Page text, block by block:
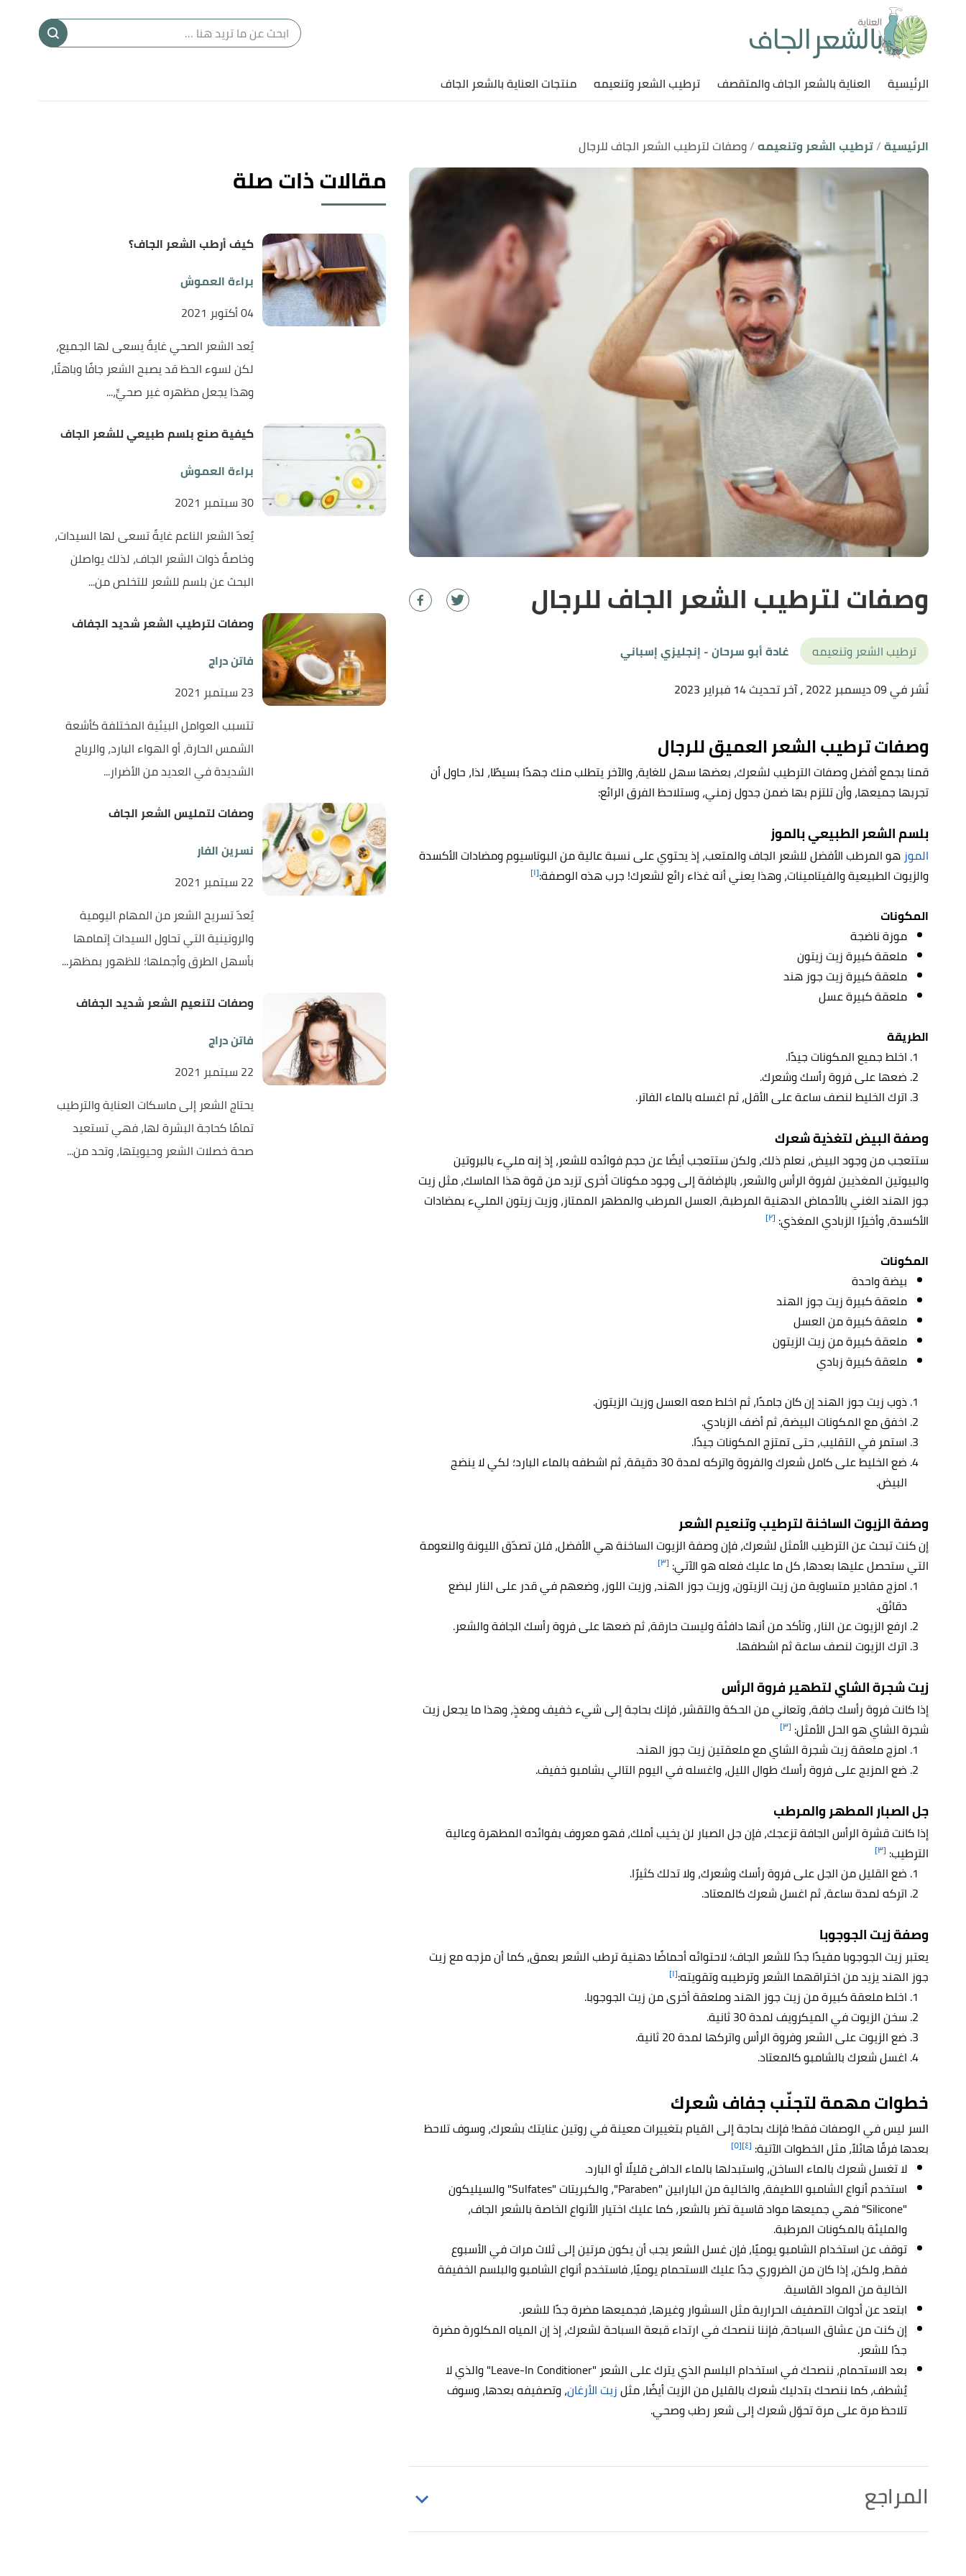
الرئيسية العناية بالشعر الجاف والمتقصف ترطيب الشعر وتنعيمه منتجات العناية بالشعر الجاف
الرئيسية ترطيب الشعر وتنعيمه وصفات لترطيب الشعر الجاف للرجال
وصفات لترطيب الشعر الجاف للرجال
ترطيب الشعر وتنعيمه غادة أبو سرحان- إنجليزي إسباني
نُشر في 09 ديسمبر 2022
، آخر تحديث 14 فبراير 2023
وصفات ترطيب الشعر العميق للرجال
قمنا بجمع أفضل وصفات الترطيب لشعرك، بعضها سهل للغاية، والآخر يتطلب منك جهدًا بسيطًا، لذا، حاول أن
تجربها جميعها، وأن تلتزم بها ضمن جدول زمني، وستلاحظ الفرق الرائع:
بلسم الشعر الطبيعي بالموز
الموز هو المرطب الأفضل للشعر الجاف والمتعب، إذ يحتوي على نسبة عالية من البوتاسيوم ومضادات الأكسدة
والزيوت الطبيعية والفيتامينات، وهذا يعني أنه غذاء رائع لشعرك! جرب هذه الوصفة:[١]
المكونات
موزة ناضجة
ملعقة كبيرة زيت زيتون
ملعقة كبيرة زيت جوز هند
ملعقة كبيرة عسل
الطريقة
اخلط جميع المكونات جيدًا.
ضعها على فروة رأسك وشعرك.
اترك الخليط لنصف ساعة على الأقل، ثم اغسله بالماء الفاتر.
وصفة البيض لتغذية شعرك
ستتعجب من وجود البيض، نعلم ذلك، ولكن ستتعجب أيضًا عن حجم فوائده للشعر، إذ إنه مليء بالبروتين
والبيوتين المغذيين لفروة الرأس والشعر، بالإضافة إلى وجود مكونات أخرى تزيد من قوة هذا الماسك، مثل زيت
جوز الهند الغني بالأحماض الدهنية المرطبة، العسل المرطب والمطهر الممتاز، وزيت زيتون المليء بمضادات
الأكسدة، وأخيرًا الزبادي المغذي: [٢]
المكونات
بيضة واحدة
ملعقة كبيرة زيت جوز الهند
ملعقة كبيرة من العسل
ملعقة كبيرة من زيت الزيتون
ملعقة كبيرة زبادي
ذوب زيت جوز الهند إن كان جامدًا، ثم اخلط معه العسل وزيت الزيتون.
اخفق مع المكونات البيضة، ثم أضف الزبادي.
استمر في التقليب، حتى تمتزج المكونات جيدًا.
ضع الخليط على كامل شعرك والفروة واتركه لمدة 30 دقيقة، ثم اشطفه بالماء البارد؛ لكي لا ينضج
البيض.
وصفة الزيوت الساخنة لترطيب وتنعيم الشعر
إن كنت تبحث عن الترطيب الأمثل لشعرك، فإن وصفة الزيوت الساخنة هي الأفضل، فلن تصدّق الليونة والنعومة
التي ستحصل عليها بعدها، كل ما عليك فعله هو الآتي: [٣]
امزج مقادير متساوية من زيت الزيتون، وزيت جوز الهند، وزيت اللوز، وضعهم في قدر على النار لبضع
دقائق.
ارفع الزيوت عن النار، وتأكد من أنها دافئة وليست حارقة، ثم ضعها على فروة رأسك الجافة والشعر.
اترك الزيوت لنصف ساعة ثم اشطفها.
زيت شجرة الشاي لتطهير فروة الرأس
إذا كانت فروة رأسك جافة، وتعاني من الحكة والتقشر، فإنك بحاجة إلى شيء خفيف ومغذٍ، وهذا ما يجعل زيت
شجرة الشاي هو الحل الأمثل: [٣]
امزج ملعقة زيت شجرة الشاي مع ملعقتين زيت جوز الهند.
ضع المزيج على فروة رأسك طوال الليل، واغسله في اليوم التالي بشامبو خفيف.
جل الصبار المطهر والمرطب
إذا كانت قشرة الرأس الجافة تزعجك، فإن جل الصبار لن يخيب أملك، فهو معروف بفوائده المطهرة وعالية
الترطيب: [٣]
ضع القليل من الجل على فروة رأسك وشعرك، ولا تدلك كثيرًا.
اتركه لمدة ساعة، ثم اغسل شعرك كالمعتاد.
وصفة زيت الجوجوبا
يعتبر زيت الجوجوبا مفيدًا جدًا للشعر الجاف؛ لاحتوائه أحماضًا دهنية ترطب الشعر بعمق، كما أن مزجه مع زيت
جوز الهند يزيد من اختراقهما الشعر وترطيبه وتقويته:[١]
اخلط ملعقة كبيرة من زيت جوز الهند وملعقة أخرى من زيت الجوجوبا.
سخن الزيوت في الميكرويف لمدة 30 ثانية.
ضع الزيوت على الشعر وفروة الرأس واتركها لمدة 20 ثانية.
اغسل شعرك بالشامبو كالمعتاد.
خطوات مهمة لتجنّب جفاف شعرك
السر ليس في الوصفات فقط! فإنك بحاجة إلى القيام بتغييرات معينة في روتين عنايتك بشعرك، وسوف تلاحظ
بعدها فرقًا هائلاً، مثل الخطوات الآتية: [٤] [٥]
لا تغسل شعرك بالماء الساخن، واستبدلها بالماء الدافئ قليلًا أو البارد.
استخدم أنواع الشامبو اللطيفة، والخالية من البارابين "Paraben"، والكبريتات "Sulfates" والسيليكون
"Silicone" فهي جميعها مواد قاسية تضر بالشعر، كما عليك اختيار الأنواع الخاصة بالشعر الجاف،
والمليئة بالمكونات المرطبة.
توقف عن استخدام الشامبو يوميًا، فإن غسل الشعر يجب أن يكون مرتين إلى ثلاث مرات في الأسبوع
فقط، ولكن، إذا كان من الضروري جدًا عليك الاستحمام يوميًا، فاستخدم أنواع الشامبو والبلسم الخفيفة
الخالية من المواد القاسية.
ابتعد عن أدوات التصفيف الحرارية مثل السشوار وغيرها، فجميعها مضرة جدًا للشعر.
إن كنت من عشاق السباحة، فإننا ننصحك في ارتداء قبعة السباحة لشعرك، إذ إن المياه المكلورة مضرة
جدًا للشعر.
بعد الاستحمام، ننصحك في استخدام البلسم الذي يترك على الشعر "Leave-In Conditioner" والذي لا
يُشطف، كما ننصحك بتدليك شعرك بالقليل من الزيت أيضًا، مثلزيت الأرغان، وتصفيفه بعدها، وسوف
تلاحظ مرة على مرة تحوّل شعرك إلى شعر رطب وصحي.
المراجع
مقالات ذات صلة
كيف أرطب الشعر الجاف؟
براءة العموش
04 أكتوبر 2021
يُعد الشعر الصحي غايةً يسعى لها الجميع،
لكن لسوء الحظ قد يصبح الشعر جافًا وباهتًا،
وهذا يجعل مظهره غير صحيٍّ،...
كيفية صنع بلسم طبيعي للشعر الجاف
براءة العموش
30 سبتمبر 2021
يُعدّ الشعر الناعم غايةً تسعى لها السيدات،
وخاصةً ذوات الشعر الجاف، لذلك يواصلن
البحث عن بلسم للشعر للتخلص من...
وصفات لترطيب الشعر شديد الجفاف
فاتن دراج
23 سبتمبر 2021
تتسبب العوامل البيئية المختلفة كأشعة
الشمس الحارة، أو الهواء البارد، والرياح
الشديدة في العديد من الأضرار...
وصفات لتمليس الشعر الجاف
نسرين الفار
22 سبتمبر 2021
يُعدّ تسريح الشعر من المهام اليومية
والروتينية التي تحاول السيدات إتمامها
بأسهل الطرق وأجملها؛ للظهور بمظهر...
وصفات لتنعيم الشعر شديد الجفاف
فاتن دراج
22 سبتمبر 2021
يحتاج الشعر إلى ماسكات العناية والترطيب
تمامًا كحاجة البشرة لها، فهي تستعيد
صحة خصلات الشعر وحيويتها، وتحد من...